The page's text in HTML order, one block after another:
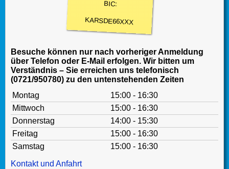
BIC:
KARSDE66XXX
Besuche können nur nach vorheriger Anmeldung
über Telefon oder E-Mail erfolgen. Wir bitten um
Verständnis – Sie erreichen uns telefonisch
(0721/950780) zu den untenstehenden Zeiten
Montag
15:00 - 16:30
Mittwoch
15:00 - 16:30
Donnerstag
14:00 - 15:30
Freitag
15:00 - 16:30
Samstag
15:00 - 16:30
Kontakt und Anfahrt